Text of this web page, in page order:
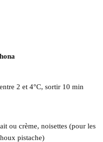
2 et 4°C, sortir 10 min
ou crème, noisettes (pour les
pistache)